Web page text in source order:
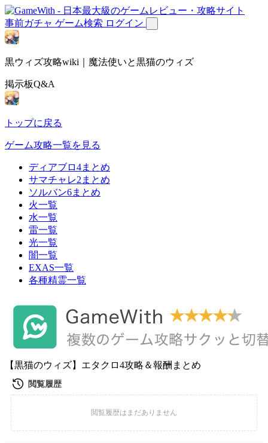
事前ガチャ ゲーム検索 ログイン
黒ウィズ攻略wiki｜魔法使いと黒猫のウィズ
掲示板Q&A
トップに戻る
ゲーム攻略一覧を見る
ディアブロ4まとめ
サマチャレ2まとめ
ソルバン6まとめ
火一覧
水一覧
雷一覧
光一覧
闇一覧
EXAS一覧
各種精霊一覧
【黒猫のウィズ】エタクロ4攻略＆報酬まとめ